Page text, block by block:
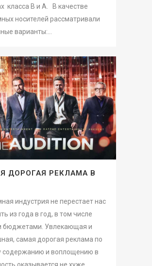
класса B и A. В качестве
носителей рассматривали
варианты:...
ДОРОГАЯ РЕКЛАМА В
индустрия не перестает нас
из года в год, в том числе
бюджетами. Увлекающая и
самая дорогая реклама по
содержанию и воплощению в
оказывается не хуже